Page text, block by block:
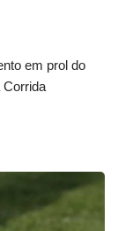
em prol do
Corrida